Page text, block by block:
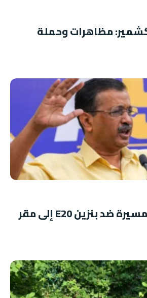
كشمير: مظاهرات وحملة
كجريوال يقود مسيرة ضد بنزين E20 إلى مقر